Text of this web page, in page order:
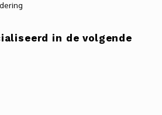
in de volgende